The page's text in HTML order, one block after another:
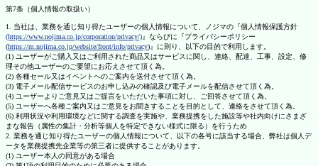
第7条（個人情報の取扱い）
1. 当社は、業務を通じ知り得たユーザーの個人情報について、ノジマの『個人情報保護方針
(https://www.nojima.co.jp/corporation/privacy/)』ならびに『プライバシーポリシー
(https://m.nojima.co.jp/website/front/info/privacy)』に則り、以下の目的で利用します。
(1) ユーザーがご購入又はご利用された商品又はサービスに関し、連絡、配達、工事、設定、修
理その他ユーザーのご要望にお応えさせて頂く為。
(2) 各種セール又はイベントへのご案内を送付させて頂く為。
(3) 電子メール配信サービスのお申し込みの確認及び電子メールを配信させて頂く為。
(4) ユーザーよりご意見又はご提言をいただいた事項に対し、ご回答させて頂く為。
(5) ユーザーへ各種ご案内又はご意見をお聞きすることを目的として、連絡をさせて頂く為。
(6) 利用状況や利用環境などに関する調査を実施や、業務提携をした施設等や社内向けにさまざ
まな報告（属性の集計・分析等個人を特定できない様式に限る）を行うため
2. 業務を通じ知り得たユーザーの個人情報について、以下の各号に該当する場合、弊社は個人デ
ータを業務提携先企業等の第三者に提供することがあります。
(1) ユーザー本人の同意がある場合